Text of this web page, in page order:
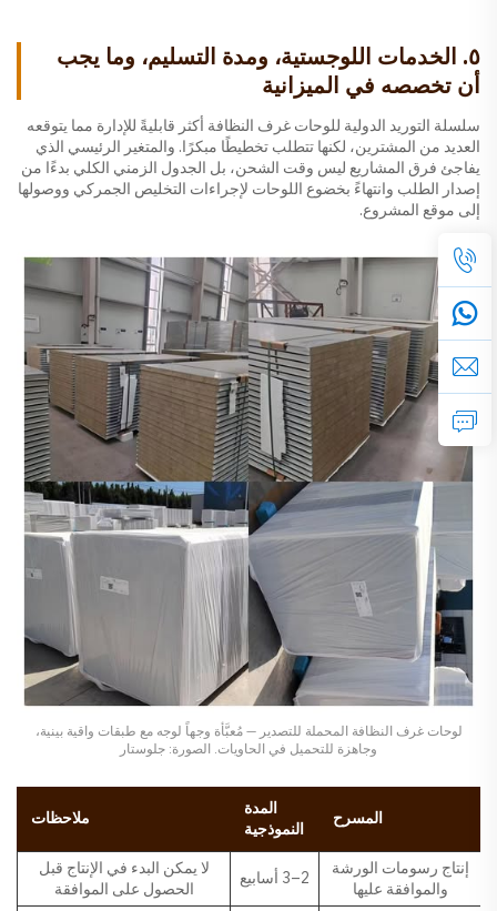
٥. الخدمات اللوجستية، ومدة التسليم، وما يجب
أن تخصصه في الميزانية
سلسلة التوريد الدولية للوحات غرف النظافة أكثر قابليةً للإدارة مما يتوقعه
العديد من المشترين، لكنها تتطلب تخطيطًا مبكرًا. والمتغير الرئيسي الذي
يفاجئ فرق المشاريع ليس وقت الشحن، بل الجدول الزمني الكلي بدءًا من
إصدار الطلب وانتهاءً بخضوع اللوحات لإجراءات التخليص الجمركي ووصولها
إلى موقع المشروع.
لوحات غرف النظافة المحملة للتصدير — مُعبَّأة وجهاً لوجه مع طبقات واقية بينية،
وجاهزة للتحميل في الحاويات. الصورة: جلوستار
المسرح
المدة
النموذجية
ملاحظات
إنتاج رسومات الورشة
والموافقة عليها
2–3 أسابيع
لا يمكن البدء في الإنتاج قبل
الحصول على الموافقة